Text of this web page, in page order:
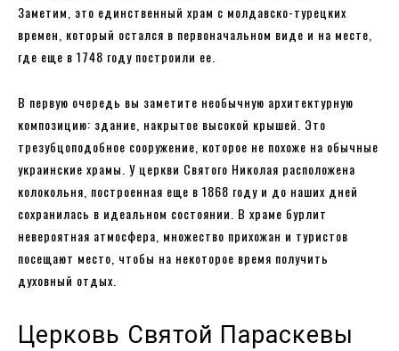
Заметим, это единственный храм с молдавско-турецких
времен, который остался в первоначальном виде и на месте,
где еще в 1748 году построили ее.
В первую очередь вы заметите необычную архитектурную
композицию: здание, накрытое высокой крышей. Это
трезубцоподобное сооружение, которое не похоже на обычные
украинские храмы. У церкви Святого Николая расположена
колокольня, построенная еще в 1868 году и до наших дней
сохранилась в идеальном состоянии. В храме бурлит
невероятная атмосфера, множество прихожан и туристов
посещают место, чтобы на некоторое время получить
духовный отдых.
Церковь Святой Параскевы